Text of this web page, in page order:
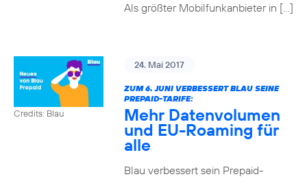
Als größter Mobilfunkanbieter in […]
Credits: Blau
24. Mai 2017
ZUM 6. JUNI VERBESSERT BLAU SEINE
PREPAID-TARIFE:
Mehr Datenvolumen
und EU-Roaming für
alle
Blau verbessert sein Prepaid-